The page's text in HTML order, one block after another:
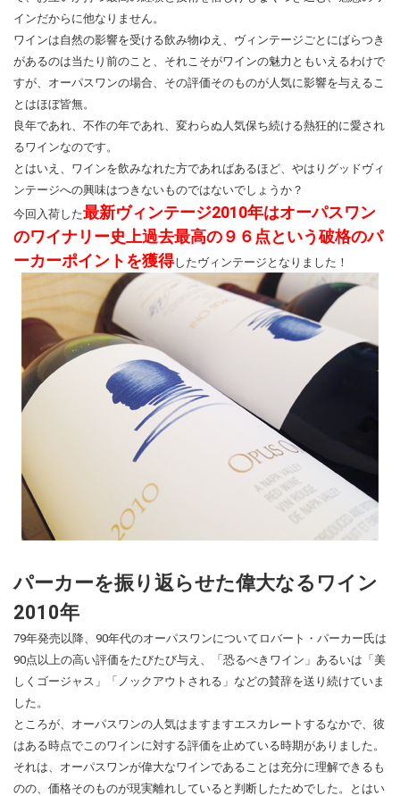
インだからに他なりません。
ワインは自然の影響を受ける飲み物ゆえ、ヴィンテージごとにばらつき
があるのは当たり前のこと、それこそがワインの魅力ともいえるわけで
すが、オーパスワンの場合、その評価そのものが人気に影響を与えるこ
とはほぼ皆無。
良年であれ、不作の年であれ、変わらぬ人気保ち続ける熱狂的に愛され
るワインなのです。
とはいえ、ワインを飲みなれた方であればあるほど、やはりグッドヴィ
ンテージへの興味はつきないものではないでしょうか？
今回入荷した最新ヴィンテージ2010年はオーパスワン
のワイナリー史上過去最高の９６点という破格のパ
ーカーポイントを獲得したヴィンテージとなりました！
パーカーを振り返らせた偉大なるワイン
2010年
79年発売以降、90年代のオーパスワンについてロバート・パーカー氏は
90点以上の高い評価をたびたび与え、「恐るべきワイン」あるいは「美
しくゴージャス」「ノックアウトされる」などの賛辞を送り続けていま
した。
ところが、オーパスワンの人気はますますエスカレートするなかで、彼
はある時点でこのワインに対する評価を止めている時期がありました。
それは、オーパスワンが偉大なワインであることは充分に理解できるも
のの、価格そのものが現実離れしていると判断したためでした。とはい